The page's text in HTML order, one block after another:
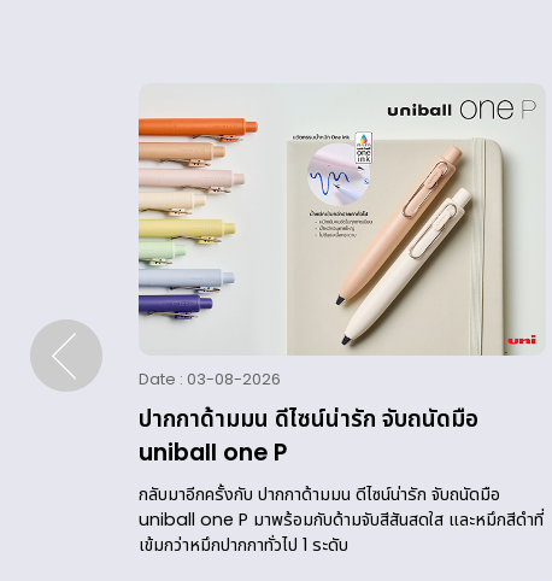
Date : 03-08-2026
ปากกาด้ามมน ดีไซน์น่ารัก จับถนัดมือ
uniball one P
กลับมาอีกครั้งกับ ปากกาด้ามมน ดีไซน์น่ารัก จับถนัดมือ
uniball one P มาพร้อมกับด้ามจับสีสันสดใส และหมึกสีดำที่
เข้มกว่าหมึกปากกาทั่วไป 1 ระดับ